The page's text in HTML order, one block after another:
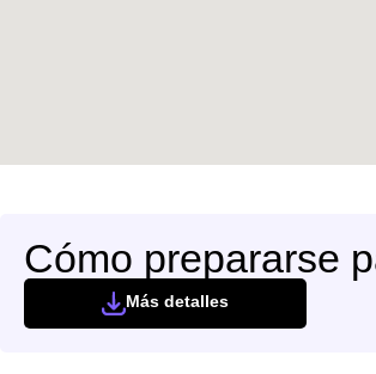
Cómo prepararse
Más detalles